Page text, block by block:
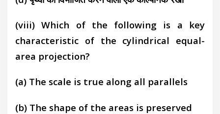
(viii) Which of the following is a key
characteristic of the cylindrical equal-
area projection?
(a) The scale is true along all parallels
(b) The shape of the areas is preserved